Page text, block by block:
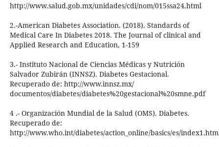
http://www.salud.gob.mx/unidades/cdi/nom/015ssa24.html
2.-American Diabetes Association. (2018). Standards of
Medical Care In Diabetes 2018. The Journal of clinical and
Applied Research and Education, 1-159
3.- Instituto Nacional de Ciencias Médicas y Nutrición
Salvador Zubirán (INNSZ). Diabetes Gestacional.
Recuperado de: http://www.innsz.mx/
documentos/diabetes/diabetes%20gestacional%20smne.pdf
4 .- Organización Mundial de la Salud (OMS). Diabetes.
Recuperado de:
http://www.who.int/diabetes/action_online/basics/es/